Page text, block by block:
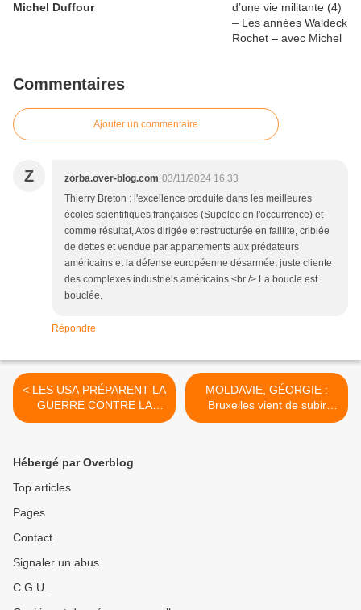
Michel Duffour
Commentaires
Ajouter un commentaire
Z zorba.over-blog.com 03/11/2024 16:33
Thierry Breton : l'excellence produite dans les meilleures
écoles scientifiques françaises (Supelec en l'occurrence) et
comme résultat, Atos dirigée et restructurée en faillite, criblée
de dettes et vendue par appartements aux prédateurs
américains et la défense européenne désarmée, juste cliente
des complexes industriels américains.<br /> La boucle est
bouclée.
Répondre
< LES USA PRÉPARENT LA
GUERRE CONTRE LA
CHINE
MOLDAVIE, GÉORGIE :
Bruxelles vient de subir
deux douches froides >
Hébergé par Overblog
Top articles
Pages
Contact
Signaler un abus
C.G.U.